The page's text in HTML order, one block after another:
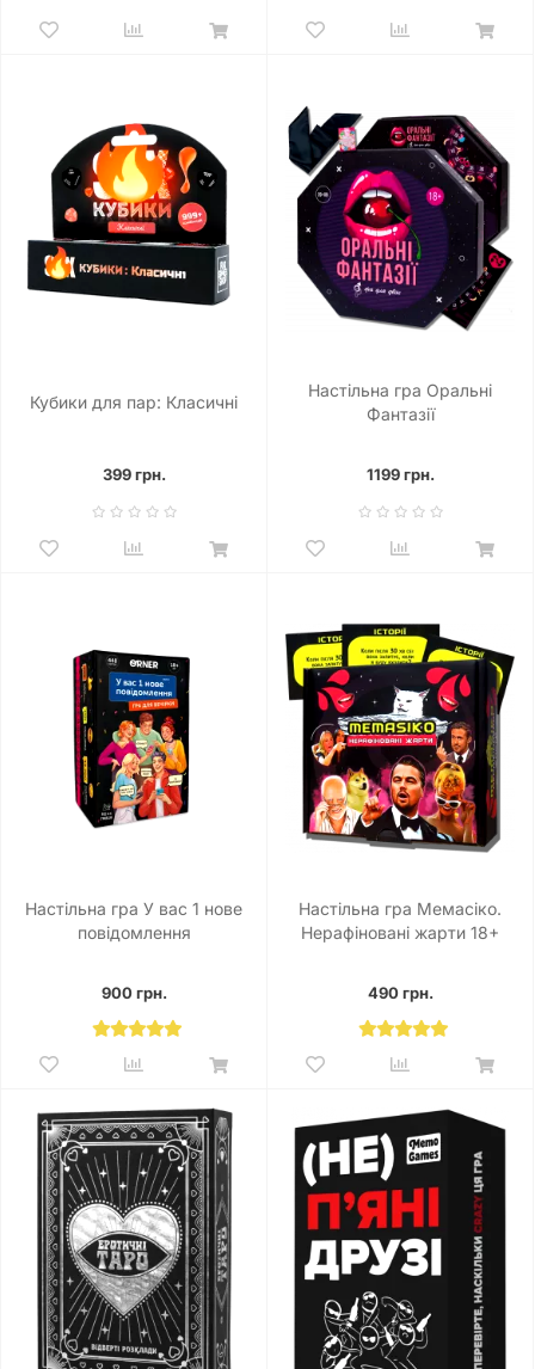
Кубики для пар: Класичні
399 грн.
Настільна гра Оральні
Фантазії
1199 грн.
Настільна гра У вас 1 нове
повідомлення
900 грн.
Настільна гра Мемасіко.
Нерафіновані жарти 18+
490 грн.